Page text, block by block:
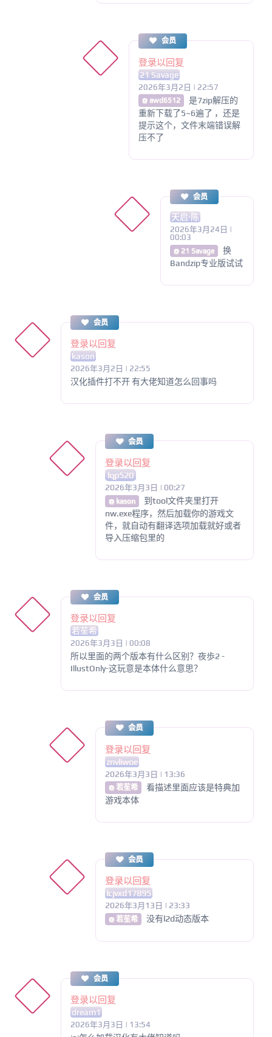
会员
登录以回复
21 Savage
2026年3月2日 | 22:57
@ awd6512
是7zip解压的
重新下载了5~6遍了 ，还是
提示这个，文件末端错误解
压不了
会员
天启·陈
2026年3月24日 |
00:03
@ 21 Savage
换
Bandzip专业版试试
会员
登录以回复
kason
2026年3月2日 | 22:55
汉化插件打不开 有大佬知道怎么回事吗
会员
登录以回复
lqp520
2026年3月3日 | 00:27
@ kason
到tool文件夹里打开
nw.exe程序，然后加载你的游戏文
件，就自动有翻译选项加载就好或者
导入压缩包里的
会员
登录以回复
若苼希
2026年3月3日 | 00:08
所以里面的两个版本有什么区别？夜歩2 -
IllustOnly-这玩意是本体什么意思？
会员
登录以回复
znvliwoe
2026年3月3日 | 13:36
@ 若苼希
看描述里面应该是特典加
游戏本体
会员
登录以回复
lcjvxd17895
2026年3月13日 | 23:33
@ 若苼希 没有l2d动态版本
会员
登录以回复
dream1
2026年3月3日 | 13:54